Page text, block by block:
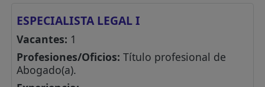
ESPECIALISTA LEGAL I
Vacantes: 1
Profesiones/Oficios: Título profesional de
Abogado(a).